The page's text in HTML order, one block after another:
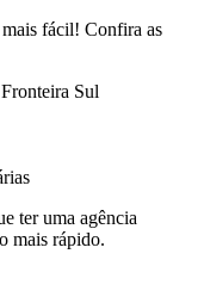
fácil! Confira as
Sul
ter uma agência
mais rápido.